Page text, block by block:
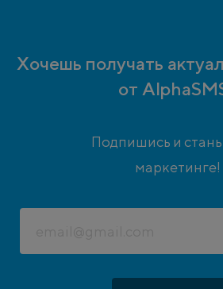
Хочешь получать
от
Подпишись и стань
маркетинге!